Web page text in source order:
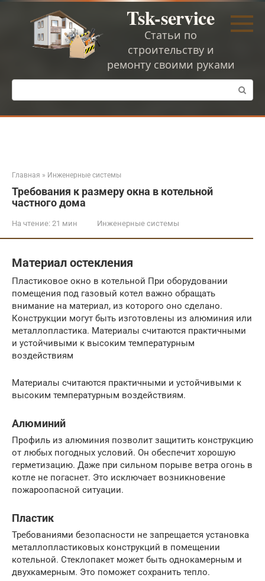
Перейти
Tsk-service
Статьи по
строительству и
ремонту своими руками
Поиск:
Главная » Инженерные системы
Требования к размеру окна в котельной
частного дома
На чтение: 21 мин Инженерные системы
Материал остекления
Пластиковое окно в котельной При оборудовании
помещения под газовый котел важно обращать
внимание на материал, из которого оно сделано.
Конструкции могут быть изготовлены из алюминия или
металлопластика. Материалы считаются практичными
и устойчивыми к высоким температурным
воздействиям
Материалы считаются практичными и устойчивыми к
высоким температурным воздействиям.
Алюминий
Профиль из алюминия позволит защитить конструкцию
от любых погодных условий. Он обеспечит хорошую
герметизацию. Даже при сильном порыве ветра огонь в
котле не погаснет. Это исключает возникновение
пожароопасной ситуации.
Пластик
Требованиями безопасности не запрещается установка
металлопластиковых конструкций в помещении
котельной. Стеклопакет может быть однокамерным и
двухкамерным. Это поможет сохранить тепло.